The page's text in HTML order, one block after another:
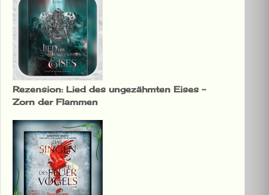
Rezension: Lied des ungezähmten Eises –
Zorn der Flammen